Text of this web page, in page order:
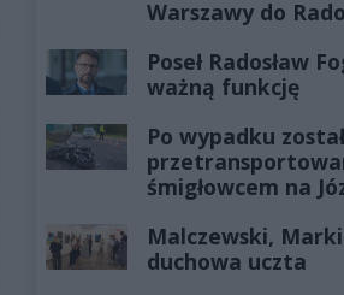
Warszawy do
Poseł Radosław
ważną funkcję
Po wypadku został
śmigłowcem na
żyłach
Malczewski,
duchowa uczta